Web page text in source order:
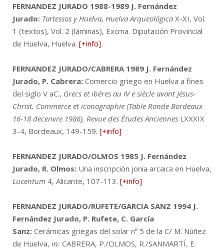
FERNANDEZ JURADO 1988-1989 J. Fernández
Jurado: Tartessos y Huelva, Huelva Arqueológica X-XI, Vol.
1 (textos), Vol. 2 (láminas), Excma. Diputación Provincial
de Huelva, Huelva. [+info]
FERNANDEZ JURADO/CABRERA 1989 J. Fernández
Jurado, P. Cabrera: Comercio griego en Huelva a fines
del siglo V aC., Grecs et ibéres au IV e siècle avant Jésus-
Christ. Commerce et iconographie (Table Ronde Bordeaux
16-18 decenvre 1986), Revue des Études Anciennes LXXXIX
3-4, Bordeaux, 149-159. [+info]
FERNANDEZ JURADO/OLMOS 1985 J. Fernández
Jurado, R. Olmos: Una inscripción jonia arcaica en Huelva,
Lucentum 4, Alicante, 107-113. [+info]
FERNANDEZ JURADO/RUFETE/GARCIA SANZ 1994 J.
Fernández Jurado, P. Rufete, C. García
Sanz: Cerámicas griegas del solar nº 5 de la C/ M. Núñez
de Huelva, in: CABRERA, P./OLMOS, R./SANMARTÍ, E.